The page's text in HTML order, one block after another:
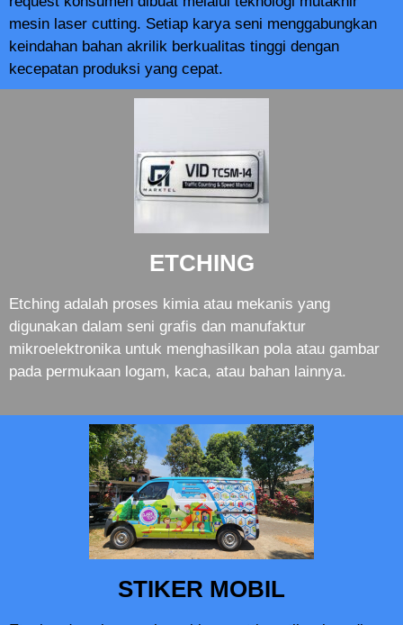
mesin laser cutting. Setiap karya seni menggabungkan
keindahan bahan akrilik berkualitas tinggi dengan
kecepatan produksi yang cepat.
ETCHING
Etching adalah proses kimia atau mekanis yang
digunakan dalam seni grafis dan manufaktur
mikroelektronika untuk menghasilkan pola atau gambar
pada permukaan logam, kaca, atau bahan lainnya.
STIKER MOBIL